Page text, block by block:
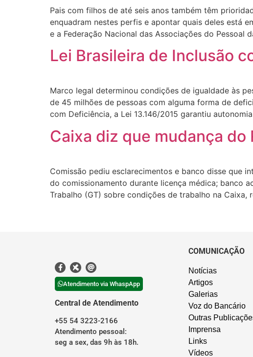
Pais com filhos de até seis anos também têm
enquadram nestes perfis e apontar quais deles está
e a Federação Nacional das Associações do Pessoal
Lei Brasileira de Inclusão
Marco legal determinou condições de igualdade às
de 45 milhões de pessoas com alguma forma de
com Deficiência, a Lei 13.146/2015 garantiu
Caixa diz que mudança
Comissão pediu esclarecimentos e banco disse que
do comissionamento durante licença médica; banco
Trabalho (GT) sobre condições de trabalho na
Atendimento via WhaspApp
Central de Atendimento
+55 54 3223-2166
Atendimento pessoal:
seg a sex, das 9h às 18h.
COMUNICAÇÃO
Notícias
Artigos
Galerias
Voz do Bancário
Outras
Imprensa
Links
Vídeos